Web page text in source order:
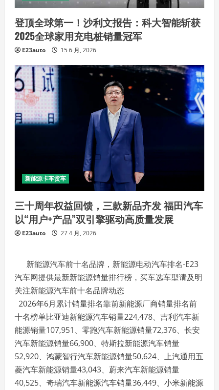
登顶全球第一！沙利文报告：科大智能斩获
2025全球家用充电桩销量冠军
E23auto 15 6 月, 2026
新能源卡车货车
三十周年权益回馈，三款新品齐发 福田汽车
以“用户+产品”双引擎驱动高质量发展
E23auto 27 4 月, 2026
新能源汽车前十名品牌，新能源电动汽车排名-E23
汽车网提供最新新能源销量排行榜，买车选车型请及明
关注新能源汽车前十名品牌动态
2026年6月累计销量排名靠前新能源厂商销量排名前
十名榜单比亚迪新能源汽车销量224,478、吉利汽车新
能源销量107,951、零跑汽车新能源销量72,376、长安
汽车新能源销量66,900、特斯拉新能源汽车销量
52,920、鸿蒙智行汽车新能源销量50,624、上汽通用五
菱汽车新能源销量43,043、蔚来汽车新能源销量
40,525、奇瑞汽车新能源汽车销量36,449、小米新能源